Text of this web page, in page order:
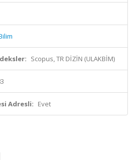
Scopus, TR DİZİN (ULAKBİM)
Adresli: Evet